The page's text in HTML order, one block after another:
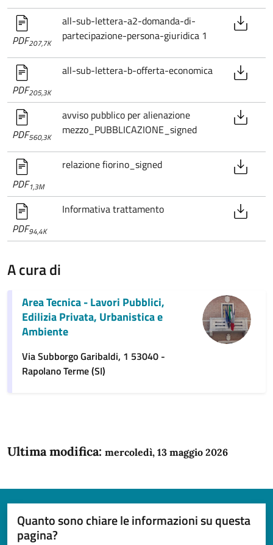
PDF207,7K
all-sub-lettera-a2-domanda-di-
partecipazione-persona-giuridica 1
PDF205,3K
all-sub-lettera-b-offerta-economica
PDF560,3K
avviso pubblico per alienazione
mezzo_PUBBLICAZIONE_signed
PDF1,3M
relazione fiorino_signed
PDF94,4K
Informativa trattamento
A cura di
Area Tecnica - Lavori Pubblici,
Edilizia Privata, Urbanistica e
Ambiente
Via Subborgo Garibaldi, 1 53040 -
Rapolano Terme (SI)
Ultima modifica: mercoledì, 13 maggio 2026
Quanto sono chiare le informazioni su questa
pagina?